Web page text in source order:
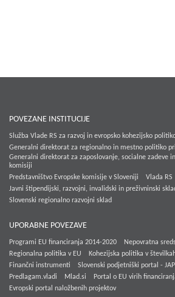
POVEZANE INSTITUCIJE
Služba Vlade RS za razvoj in evropsko kohezijsko
Generalni direktorat za regionalno in mestno politiko
Generalni direktorat za zaposlovanje, socialne zadeve
komisiji
Predstavništvo Evropske komisije v Sloveniji
Vlada RS
Javni štipendijski, razvojni, invalidski in preživninski
Slovenski regionalno razvojni sklad
UPORABNE POVEZAVE
Programi EU financiranja 2014-2020
Nepovratna
Regionalna politika v EU
Kohezijska politika v
Finančni instrumenti
Slovenski podjetniški portal -
Predlagam.vladi
Mlad.si
Portal o EU virih
Evropski portal naložbenih projektov